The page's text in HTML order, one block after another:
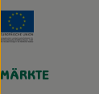
MÄRKTE